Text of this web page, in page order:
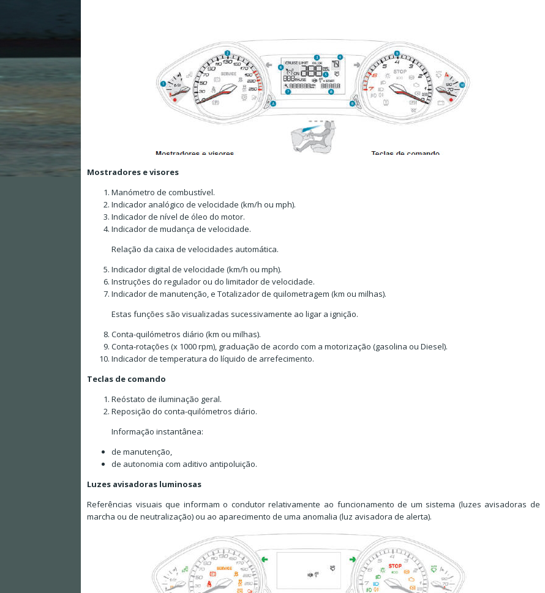
Mostradores e visores
Manómetro de combustível.
Indicador analógico de velocidade (km/h ou mph).
Indicador de nível de óleo do motor.
Indicador de mudança de velocidade.
Relação da caixa de velocidades automática.
Indicador digital de velocidade (km/h ou mph).
Instruções do regulador ou do limitador de velocidade.
Indicador de manutenção, e Totalizador de quilometragem (km ou milhas).
Estas funções são visualizadas sucessivamente ao ligar a ignição.
Conta-quilómetros diário (km ou milhas).
Conta-rotações (x 1000 rpm), graduação de acordo com a motorização (gasolina ou Diesel).
Indicador de temperatura do líquido de arrefecimento.
Teclas de comando
Reóstato de iluminação geral.
Reposição do conta-quilómetros diário.
Informação instantânea:
de manutenção,
de autonomia com aditivo antipoluição.
Luzes avisadoras luminosas
Referências visuais que informam o condutor relativamente ao funcionamento de um sistema (luzes avisadoras de
marcha ou de neutralização) ou ao aparecimento de uma anomalia (luz avisadora de alerta).